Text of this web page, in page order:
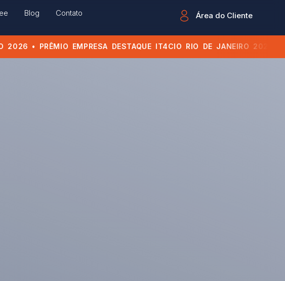
Blog Contato Área do Cliente
• PRÊMIO EMPRESA DESTAQUE IT4CIO RIO DE JANEIRO 2026